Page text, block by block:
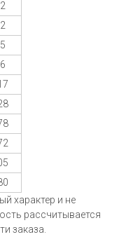
характер и не
рассчитывается
заказа.